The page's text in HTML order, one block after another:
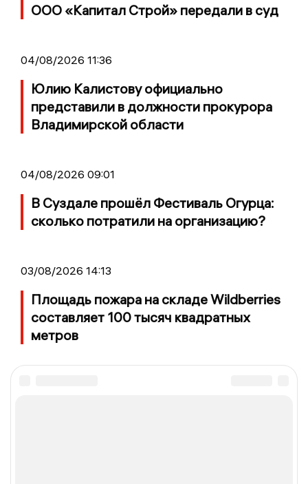
ООО «Капитал Строй» передали в суд
04/08/2026 11:36
Юлию Калистову официально
представили в должности прокурора
Владимирской области
04/08/2026 09:01
В Суздале прошёл Фестиваль Огурца:
сколько потратили на организацию?
03/08/2026 14:13
Площадь пожара на складе Wildberries
составляет 100 тысяч квадратных
метров